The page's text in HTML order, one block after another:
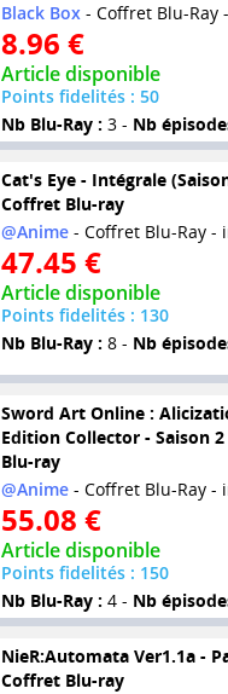
Black Box- Coffret Blu-Ray
8.96 €
Article disponible
Points fidelités : 50
Nb Blu-Ray : 3 - Nb
Cat's Eye - Intégrale
Coffret Blu-ray
@Anime- Coffret Blu-Ray -
47.45 €
Article disponible
Points fidelités : 130
Nb Blu-Ray : 8 - Nb
Sword Art Online :
Edition Collector - Saison
Blu-ray
@Anime- Coffret Blu-Ray -
55.08 €
Article disponible
Points fidelités : 150
Nb Blu-Ray : 4 - Nb
NieR:Automata Ver1.1a -
Coffret Blu-ray